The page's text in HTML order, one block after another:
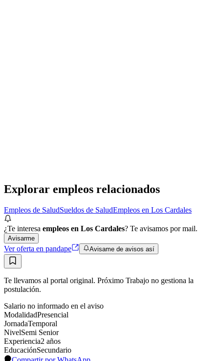
Explorar empleos relacionados
Empleos de SaludSueldos de SaludEmpleos en Los Cardales
¿Te interesa empleos en Los Cardales? Te avisamos por mail.
Avisarme
Ver oferta en pandape Avisame de avisos así
Te llevamos al portal original. Próximo Trabajo no gestiona la
postulación.
Salario no informado en el aviso
ModalidadPresencial
JornadaTemporal
NivelSemi Senior
Experiencia2 años
EducaciónSecundario